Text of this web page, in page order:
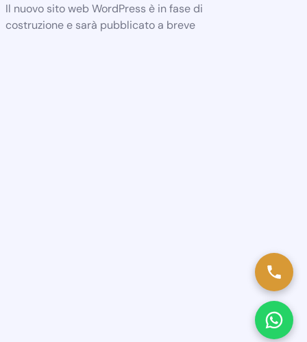
Il nuovo sito web WordPress è in fase di
costruzione e sarà pubblicato a breve